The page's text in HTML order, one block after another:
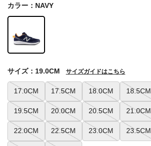
カラー：NAVY
17.0CM 17.5CM 18.0CM 18.5CM
19.5CM 20.0CM 20.5CM 21.0CM
22.0CM 22.5CM 23.0CM 23.5CM
サイズ：19.0CM サイズガイドはこちら